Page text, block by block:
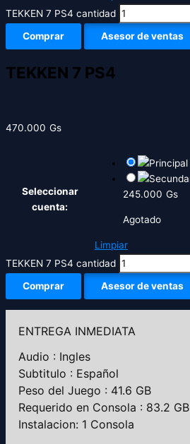
TEKKEN 7 PS4 cantidad
Comprar
Asesor de ventas
TEKKEN 7 PS4
470.000 Gs
Seleccionar
cuenta:
245.000 Gs
Agotado
Limpiar
TEKKEN 7 PS4 cantidad
Comprar
Asesor de ventas
ENTREGA INMEDIATA
Audio : Ingles
Subtitulo : Español
Peso del Juego : 41.6 GB
Requerido en Consola : 83.2 GB
Instalacion: 1 Consola